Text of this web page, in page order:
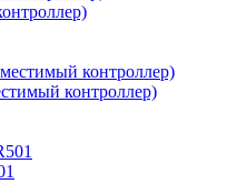
контроллер)